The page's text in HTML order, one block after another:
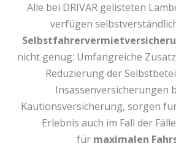
Alle bei DRIVAR gelisteten
verfügen
nicht genug: Umfangreiche
Reduzierung der
Insassenversicherungen
Kautionsversicherung, sorgen
Erlebnis auch im Fall der
für maximalen